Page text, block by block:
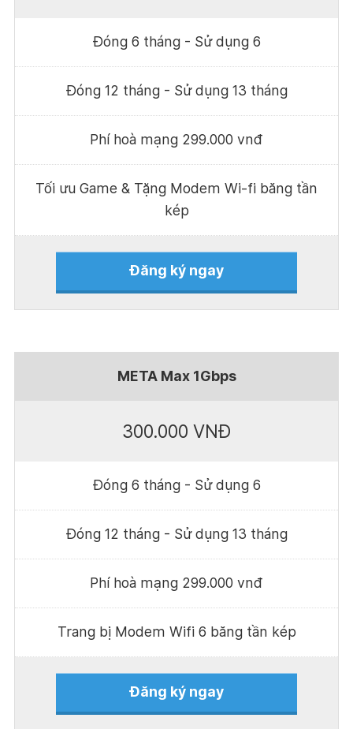
Đóng 6 tháng - Sử dụng 6
Đóng 12 tháng - Sử dụng 13 tháng
Phí hoà mạng 299.000 vnđ
Tối ưu Game & Tặng Modem Wi-fi băng tần
kép
Đăng ký ngay
META Max 1Gbps
300.000 VNĐ
Đóng 6 tháng - Sử dụng 6
Đóng 12 tháng - Sử dụng 13 tháng
Phí hoà mạng 299.000 vnđ
Trang bị Modem Wifi 6 băng tần kép
Đăng ký ngay